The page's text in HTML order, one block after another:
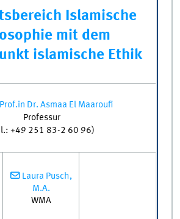
Islamische
mit dem
islamische Ethik
Prof.in Dr. Asmaa El Maaroufi
Professur
+49 251 83-2 60 96)
Laura Pusch,
M.A.
WMA